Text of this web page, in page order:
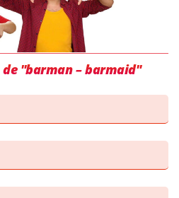
"barman – barmaid"